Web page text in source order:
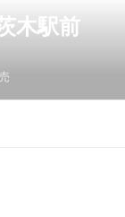
木駅前